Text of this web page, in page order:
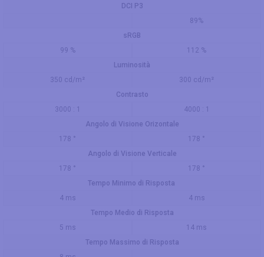
DCI P3
89%
sRGB
99 %
112 %
Luminosità
350 cd/m²
300 cd/m²
Contrasto
3000 : 1
4000 : 1
Angolo di Visione Orizontale
178 °
178 °
Angolo di Visione Verticale
178 °
178 °
Tempo Minimo di Risposta
4 ms
4 ms
Tempo Medio di Risposta
5 ms
14 ms
Tempo Massimo di Risposta